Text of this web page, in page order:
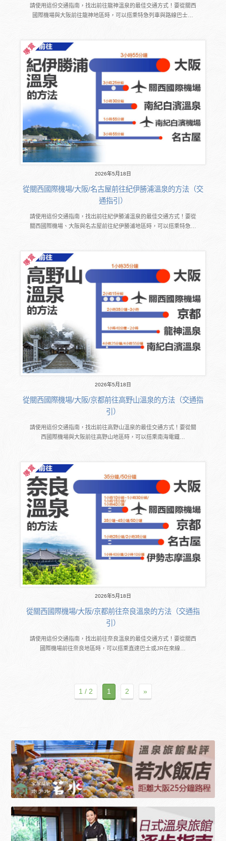
請使用這份交通指南，找出前往龍神溫泉的最佳交通方式！要從關西
國際機場與大阪前往龍神地區時，可以搭乘特急列車與路線巴士…
2026年5月18日
從關西國際機場/大阪/名古屋前往紀伊勝浦溫泉的方法（交
通指引）
請使用這份交通指南，找出前往紀伊勝浦溫泉的最佳交通方式！要從
關西國際機場、大阪與名古屋前往紀伊勝浦地區時，可以搭乘特急…
2026年5月18日
從關西國際機場/大阪/京都前往高野山溫泉的方法（交通指
引）
請使用這份交通指南，找出前往高野山溫泉的最佳交通方式！要從關
西國際機場與大阪前往高野山地區時，可以搭乘南海電鐵…
2026年5月18日
從關西國際機場/大阪/京都前往奈良溫泉的方法（交通指
引）
請使用這份交通指南，找出前往奈良溫泉的最佳交通方式！要從關西
國際機場前往奈良地區時，可以搭乘直達巴士或JR在來線…
1 / 2 1 2 »